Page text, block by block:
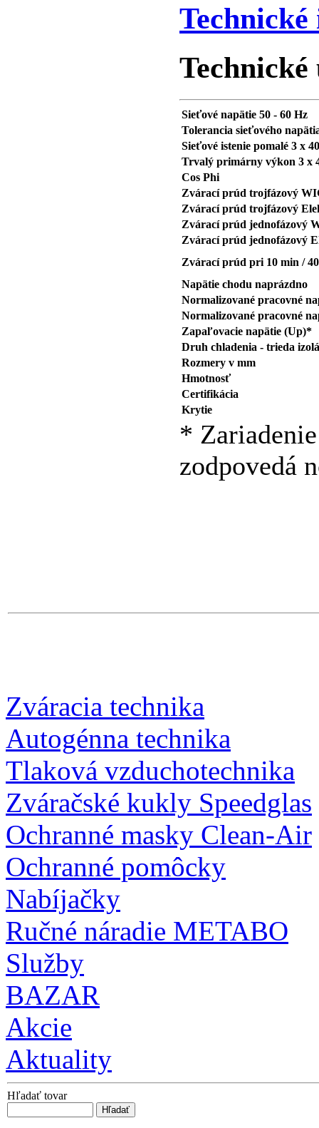
Technické
Sieťové napätie 50 - 60 Hz
Tolerancia sieťového
Sieťové istenie pomalé 3 x
Trvalý primárny výkon 3 x
Cos Phi
Zvárací prúd trojfázový
Zvárací prúd trojfázový
Zvárací prúd jednofázový
Zvárací prúd jednofázový
Zvárací prúd pri 10 min /
Napätie chodu naprázdno
Normalizované pracovné
Normalizované pracovné
Zapaľovacie napätie (Up)*
Druh chladenia - trieda
Rozmery v mm
Hmotnosť
Certifikácia
Krytie
*
zodpovedá
Zváracia technika
Autogénna technika
Tlaková vzduchotechnika
Zváračské kukly Speedglas
Ochranné masky Clean-Air
Ochranné pomôcky
Nabíjačky
Ručné náradie METABO
Služby
BAZAR
Akcie
Aktuality
Hľadať tovar